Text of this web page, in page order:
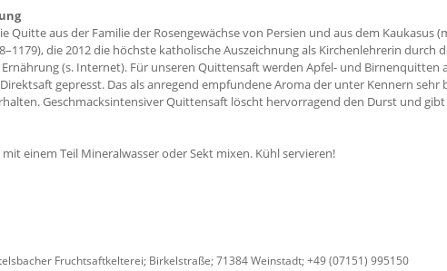
Quitte aus der Familie der Rosengewächse von Persien und aus dem Kaukasus
die 2012 die höchste katholische Auszeichnung als Kirchenlehrerin durch
(s. Internet). Für unseren Quittensaft werden Apfel- und Birnenquitten
gepresst. Das als anregend empfundene Aroma der unter Kennern
Geschmacksintensiver Quittensaft löscht hervorragend den Durst und
einem Teil Mineralwasser oder Sekt mixen. Kühl servieren!
Fruchtsaftkelterei; Birkelstraße; 71384 Weinstadt; +49 (07151) 995150